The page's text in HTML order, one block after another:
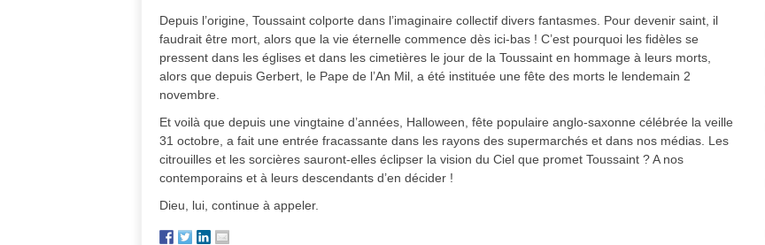
Depuis l’origine, Toussaint colporte dans l’imaginaire collectif divers fantasmes. Pour devenir saint, il
faudrait être mort, alors que la vie éternelle commence dès ici-bas ! C’est pourquoi les fidèles se
pressent dans les églises et dans les cimetières le jour de la Toussaint en hommage à leurs morts,
alors que depuis Gerbert, le Pape de l’An Mil, a été instituée une fête des morts le lendemain 2
novembre.
Et voilà que depuis une vingtaine d’années, Halloween, fête populaire anglo-saxonne célébrée la veille
31 octobre, a fait une entrée fracassante dans les rayons des supermarchés et dans nos médias. Les
citrouilles et les sorcières sauront-elles éclipser la vision du Ciel que promet Toussaint ? A nos
contemporains et à leurs descendants d’en décider !
Dieu, lui, continue à appeler.